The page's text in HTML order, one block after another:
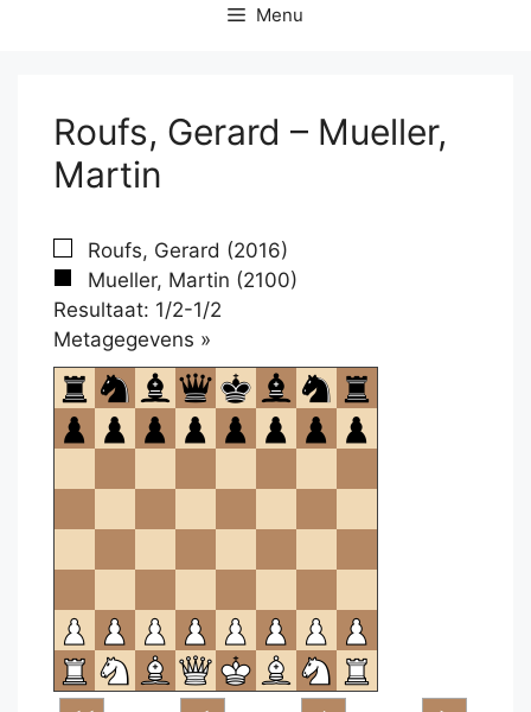
Menu
Roufs, Gerard – Mueller,
Martin
Roufs, Gerard (2016)
Mueller, Martin (2100)
Resultaat: 1/2-1/2
Metagegevens »
om
te
openen.